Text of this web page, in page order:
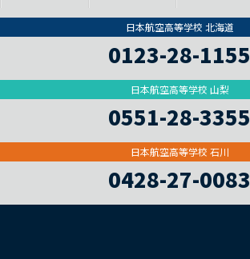
日本航空高等学校 北海道
0123-28-1155
日本航空高等学校 山梨
0551-28-3355
日本航空高等学校 石川
0428-27-0083